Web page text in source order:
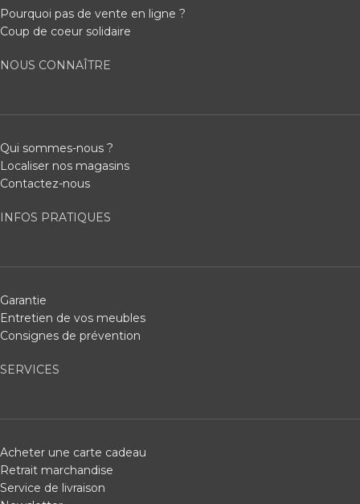
Pourquoi pas de vente en ligne ?
Coup de coeur solidaire
NOUS CONNAÎTRE
Qui sommes-nous ?
Localiser nos magasins
Contactez-nous
INFOS PRATIQUES
Garantie
Entretien de vos meubles
Consignes de prévention
SERVICES
Acheter une carte cadeau
Retrait marchandise
Service de livraison